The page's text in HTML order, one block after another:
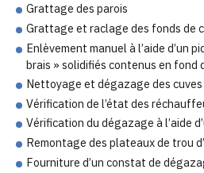
Grattage des parois
Grattage et raclage des fonds de
Enlèvement manuel à l’aide d’un
brais » solidifiés contenus en fond
Nettoyage et dégazage des
Vérification de l’état des
Vérification du dégazage à l’aide
Remontage des plateaux de trou
Fourniture d’un constat de